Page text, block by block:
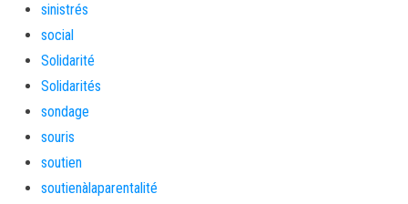
sinistrés
social
Solidarité
Solidarités
sondage
souris
soutien
soutienàlaparentalité